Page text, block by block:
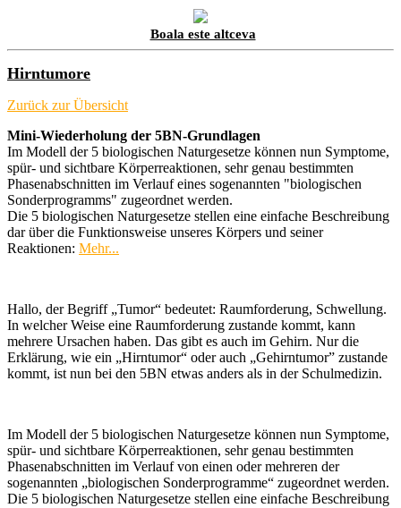
Boala este altceva
Hirntumore
Zurück zur Übersicht
Mini-Wiederholung der 5BN-Grundlagen
Im Modell der 5 biologischen Naturgesetze können nun Symptome,
spür- und sichtbare Körperreaktionen, sehr genau bestimmten
Phasenabschnitten im Verlauf eines sogenannten "biologischen
Sonderprogramms" zugeordnet werden.
Die 5 biologischen Naturgesetze stellen eine einfache Beschreibung
dar über die Funktionsweise unseres Körpers und seiner
Reaktionen: Mehr...
Hallo, der Begriff „Tumor“ bedeutet: Raumforderung, Schwellung.
In welcher Weise eine Raumforderung zustande kommt, kann
mehrere Ursachen haben. Das gibt es auch im Gehirn. Nur die
Erklärung, wie ein „Hirntumor“ oder auch „Gehirntumor” zustande
kommt, ist nun bei den 5BN etwas anders als in der Schulmedizin.
Im Modell der 5 biologischen Naturgesetze können nun Symptome,
spür- und sichtbare Körperreaktionen, sehr genau bestimmten
Phasenabschnitten im Verlauf von einen oder mehreren der
sogenannten „biologischen Sonderprogramme“ zugeordnet werden.
Die 5 biologischen Naturgesetze stellen eine einfache Beschreibung